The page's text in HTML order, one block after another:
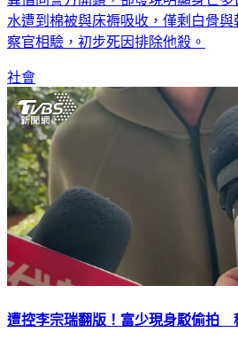
水遭到棉被與床褥吸收，僅剩白骨
察官相驗，初步死因排除他殺。
社會
遭控李宗瑞翻版！富少現身駁偷拍